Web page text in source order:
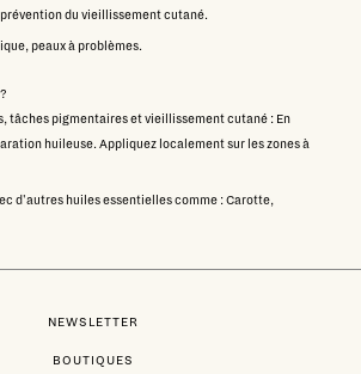
du vieillissement cutané.
peaux à problèmes.
tâches pigmentaires et vieillissement cutané : En
huileuse. Appliquez localement sur les zones à
d'autres huiles essentielles comme : Carotte,
NEWSLETTER
BOUTIQUES